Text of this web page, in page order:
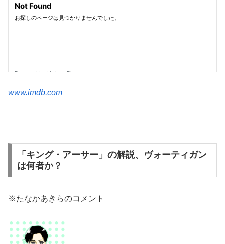
www.imdb.com
「キング・アーサー」の解説、ヴォーティガン
は何者か？
※たなかあきらのコメント